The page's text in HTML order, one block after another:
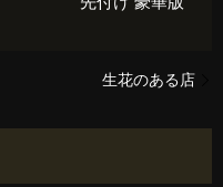
生花のある店